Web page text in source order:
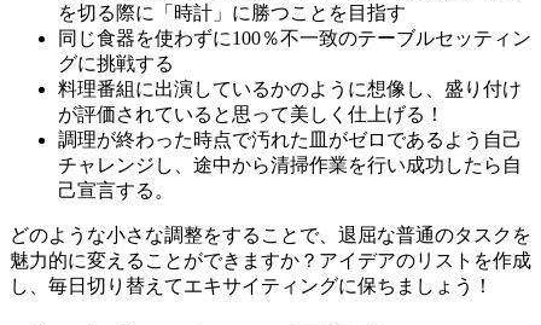
を切る際に「時計」に勝つことを目指す
同じ食器を使わずに100％不一致のテーブルセッティン
グに挑戦する
料理番組に出演しているかのように想像し、盛り付け
が評価されていると思って美しく仕上げる！
調理が終わった時点で汚れた皿がゼロであるよう自己
チャレンジし、途中から清掃作業を行い成功したら自
己宣言する。
どのような小さな調整をすることで、退屈な普通のタスクを
魅力的に変えることができますか？アイデアのリストを作成
し、毎日切り替えてエキサイティングに保ちましょう！